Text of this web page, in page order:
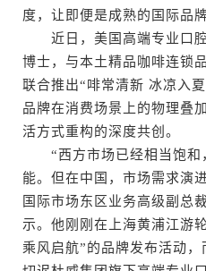
度，让即便是成熟的国际品
近日，美国高端专业口腔
博士，与本土精品咖啡连锁
联合推出“啡常清新 冰凉入
品牌在消费场景上的物理叠
活方式重构的深度共创。
“西方市场已经相当饱和
能。但在中国，市场需求演
国际市场东区业务高级副总
示。他刚刚在上海黄浦江游
乘风启航”的品牌发布活动